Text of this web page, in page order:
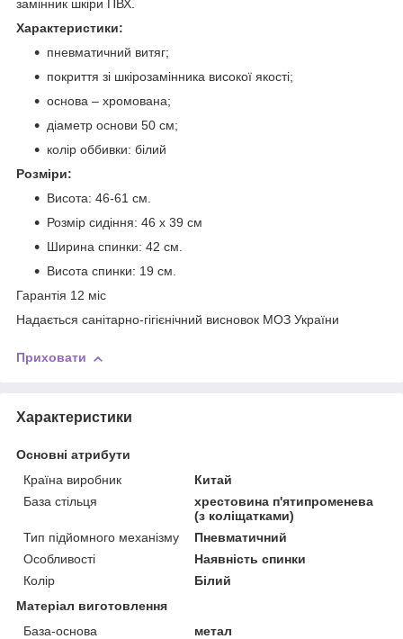
замінник шкіри ПВХ.
Характеристики:
пневматичний витяг;
покриття зі шкірозамінника високої якості;
основа – хромована;
діаметр основи 50 см;
колір оббивки: білий
Розміри:
Висота: 46-61 см.
Розмір сидіння: 46 х 39 см
Ширина спинки: 42 см.
Висота спинки: 19 см.
Гарантія 12 міс
Надається санітарно-гігієнічний висновок МОЗ України
Приховати
Характеристики
Основні атрибути
Країна виробник
Китай
База стільця
хрестовина п'ятипроменева
(з коліщатками)
Тип підйомного механізму
Пневматичний
Особливості
Наявність спинки
Колір
Білий
Матеріал виготовлення
База-основа
метал